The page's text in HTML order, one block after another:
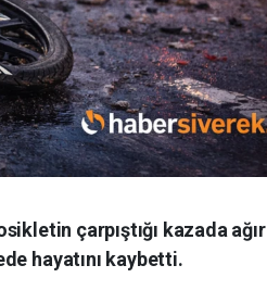
çarpıştığı kazada ağır
hayatını kaybetti.